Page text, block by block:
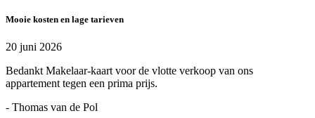
Mooie kosten en lage tarieven
20 juni 2026
Bedankt Makelaar-kaart voor de vlotte verkoop van ons
appartement tegen een prima prijs.
- Thomas van de Pol